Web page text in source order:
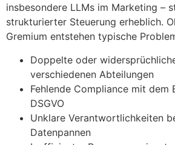
insbesondere LLMs im Marketing –
strukturierter Steuerung erheblich.
Gremium entstehen typische
Doppelte oder
verschiedenen Abteilungen
Fehlende Compliance mit dem
DSGVO
Unklare Verantwortlichkeiten
Datenpannen